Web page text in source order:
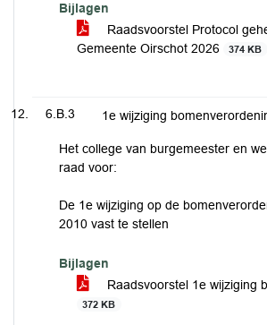
Bijlagen
Raadsvoorstel Protocol
Gemeente Oirschot 2026
374 KB
6.B.3 1e wijziging
Het college van burgemeester en
raad voor:
De 1e wijziging op de
2010 vast te stellen
Bijlagen
Raadsvoorstel 1e wijziging
372 KB